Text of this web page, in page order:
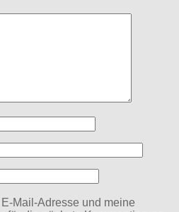
Mail-Adresse und meine